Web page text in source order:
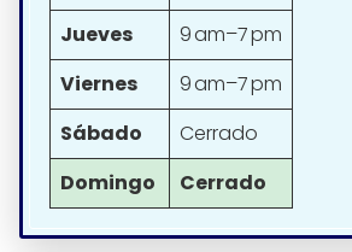
Jueves
9 am–7 pm
Viernes
9 am–7 pm
Sábado
Cerrado
Domingo
Cerrado